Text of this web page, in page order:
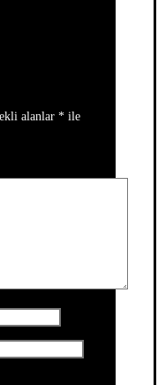
alanlar * ile